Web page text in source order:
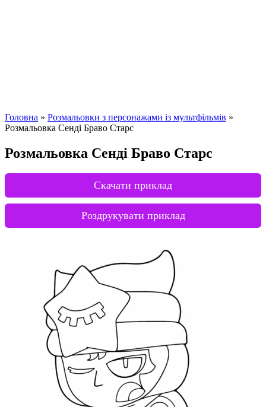
Головна » Розмальовки з персонажами із мультфільмів »
Розмальовка Сенді Браво Старс
Розмальовка Сенді Браво Старс
Скачати приклад
Роздрукувати приклад